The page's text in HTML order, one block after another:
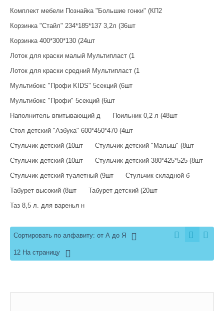
Комплект мебели Познайка "Большие гонки" (КП2
Корзинка "Стайл" 234*185*137 3,2л (36шт
Корзинка 400*300*130 (24шт
Лоток для краски малый Мультипласт (1
Лоток для краски средний Мультипласт (1
Мультибокс "Профи KIDS" 5секций (6шт
Мультибокс "Профи" 5секций (6шт
Наполнитель впитывающий д
Поильник 0,2 л (48шт
Стол детский "Азбука" 600*450*470 (4шт
Стульчик детский (10шт
Стульчик детский "Малыш" (8шт
Стульчик детский (10шт
Стульчик детский 380*425*525 (8шт
Стульчик детский туалетный (9шт
Стульчик складной б
Табурет высокий (8шт
Табурет детский (20шт
Таз 8,5 л. для варенья н
Сортировать по алфавиту: от А до Я
12 На страницу